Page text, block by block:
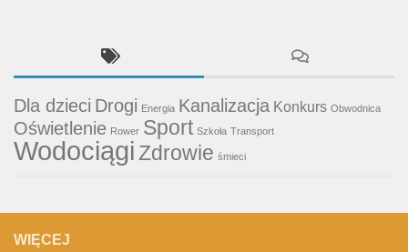
Dla dzieci Drogi Energia Kanalizacja Konkurs Obwodnica
Oświetlenie Rower Sport Szkoła Transport
WodociągiZdrowie śmieci
WIĘCEJ